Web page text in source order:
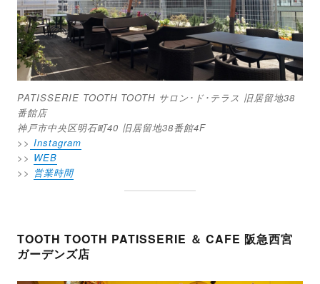
PATISSERIE TOOTH TOOTH サロン･ド･テラス 旧居留地38
番館店
神戸市中央区明石町40 旧居留地38番館4F
>> Instagram
>> WEB
>> 営業時間
TOOTH TOOTH PATISSERIE ＆ CAFE 阪急西宮
ガーデンズ店